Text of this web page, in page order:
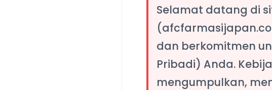
Selamat datang di
dan berkomitmen
Pribadi) Anda.
mengumpulkan,